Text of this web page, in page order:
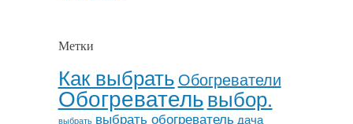
Метки
Как выбрать Обогреватели
Обогревательвыбор.
выбрать выбрать обогреватель дача